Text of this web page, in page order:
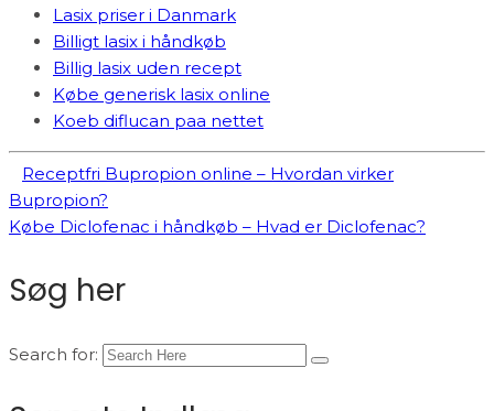
Lasix priser i Danmark
Billigt lasix i håndkøb
Billig lasix uden recept
Købe generisk lasix online
Koeb diflucan paa nettet
Receptfri Bupropion online – Hvordan virker
Bupropion?
Købe Diclofenac i håndkøb – Hvad er Diclofenac?
Søg her
Search for: